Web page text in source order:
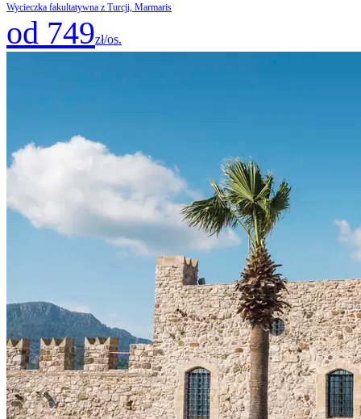
Wycieczka fakultatywna z Turcji, Marmaris
od 749zł/os.